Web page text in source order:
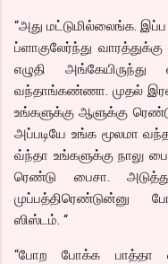
“அது மட்டுமில்லைங்க.
ப்ளாகுலேர்ந்து
எழுதி
வந்தாங்கண்ணா. முதல்
உங்களுக்கு ஆளுக்கு
அப்படியே உங்க மூலமா
வ்ந்தா உங்களுக்கு நாலு
ரெண்டு பைசா.
முப்பத்திரெண்டுன்னு
ஸிஸ்டம். “
“போற போக்க பாத்தா